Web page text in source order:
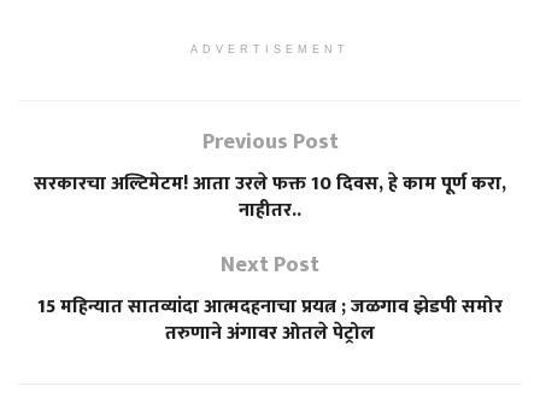
ADVERTISEMENT
Previous Post
सरकारचा अल्टिमेटम! आता उरले फक्त 10 दिवस, हे काम पूर्ण करा,
नाहीतर..
Next Post
15 महिन्यात सातव्यांदा आत्मदहनाचा प्रयत्न ; जळगाव झेडपी समोर
तरुणाने अंगावर ओतले पेट्रोल